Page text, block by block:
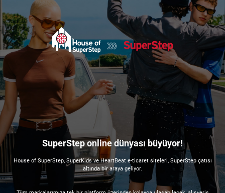
SuperStep online dünyası büyüyor!
House of SuperStep, SuperKids ve HeartBeat e-ticaret siteleri, SuperStep çatısı
altında bir araya geliyor.